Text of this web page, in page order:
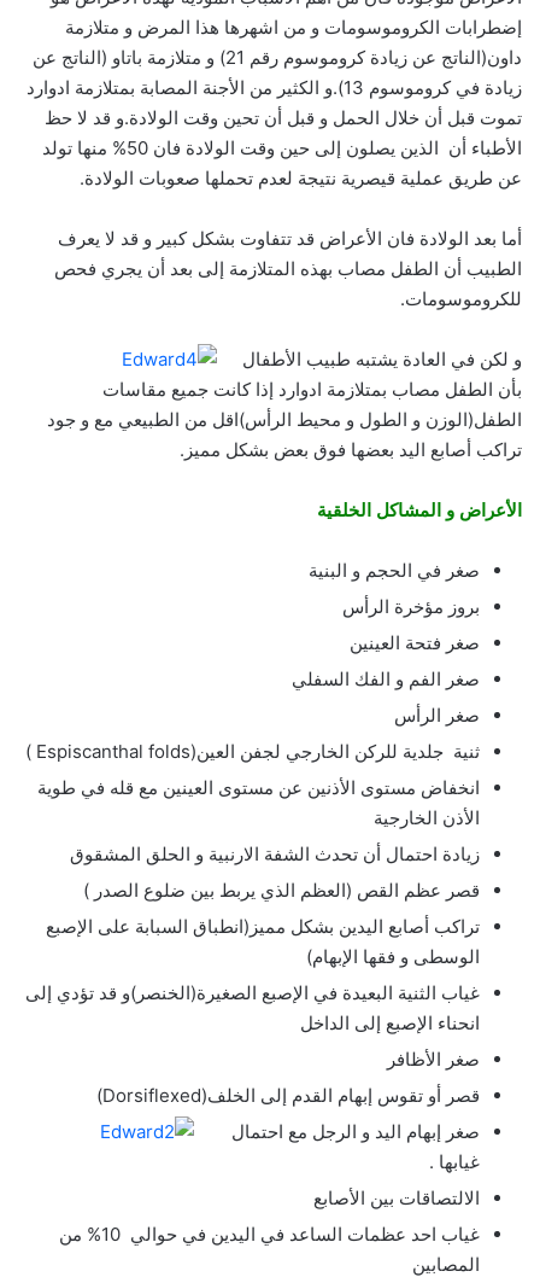
إضطرابات الكروموسومات و من اشهرها هذا المرض و متلازمة
داون(الناتج عن زيادة كروموسوم رقم 21) و متلازمة باتاو (الناتج عن
زيادة في كروموسوم 13).و الكثير من الأجنة المصابة بمتلازمة ادوارد
تموت قبل أن خلال الحمل و قبل أن تحين وقت الولادة.و قد لا حظ
الأطباء أن الذين يصلون إلى حين وقت الولادة فان 50% منها تولد
عن طريق عملية قيصرية نتيجة لعدم تحملها صعوبات الولادة.
أما بعد الولادة فان الأعراض قد تتفاوت بشكل كبير و قد لا يعرف
الطبيب أن الطفل مصاب بهذه المتلازمة إلى بعد أن يجري فحص
للكروموسومات.
و لكن في العادة يشتبه طبيب الأطفال
بأن الطفل مصاب بمتلازمة ادوارد إذا كانت جميع مقاسات
الطفل(الوزن و الطول و محيط الرأس)اقل من الطبيعي مع و جود
تراكب أصابع اليد بعضها فوق بعض بشكل مميز.
الأعراض و المشاكل الخلقية
صغر في الحجم و البنية
بروز مؤخرة الرأس
صغر فتحة العينين
صغر الفم و الفك السفلي
صغر الرأس
ثنية جلدية للركن الخارجي لجفن العين(Espiscanthal folds )
انخفاض مستوى الأذنين عن مستوى العينين مع قله في طوية
الأذن الخارجية
زيادة احتمال أن تحدث الشفة الارنبية و الحلق المشقوق
قصر عظم القص (العظم الذي يربط بين ضلوع الصدر )
تراكب أصابع اليدين بشكل مميز(انطباق السبابة على الإصبع
الوسطى و فقها الإبهام)
غياب الثنية البعيدة في الإصبع الصغيرة(الخنصر)و قد تؤدي إلى
انحناء الإصبع إلى الداخل
صغر الأظافر
قصر أو تقوس إبهام القدم إلى الخلف(Dorsiflexed)
صغر إبهام اليد و الرجل مع احتمال
غيابها .
الالتصاقات بين الأصابع
غياب احد عظمات الساعد في اليدين في حوالي 10% من
المصابين